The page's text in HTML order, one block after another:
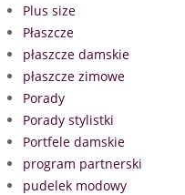
Plus size
Płaszcze
płaszcze damskie
płaszcze zimowe
Porady
Porady stylistki
Portfele damskie
program partnerski
pudelek modowy